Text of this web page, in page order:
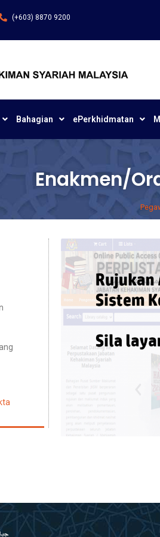
(+603) 8870 9200
Bahagian ePerkhidmatan
Enakmen/